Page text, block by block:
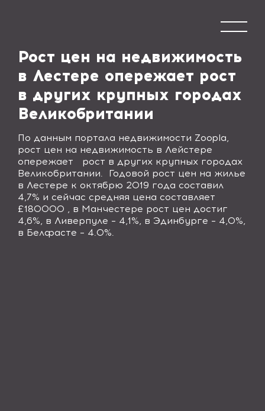
Рост цен на недвижимость
в Лестере опережает рост
в других крупных городах
Великобритании
По данным портала недвижимости Zoopla,
рост цен на недвижимость в Лейстере
опережает рост в других крупных городах
Великобритании. Годовой рост цен на жилье
в Лестере к октябрю 2019 года составил
4,7% и сейчас средняя цена составляет
£180000 , в Манчестере рост цен достиг
4,6%, в Ливерпуле – 4,1%, в Эдинбурге – 4,0%,
в Белфасте – 4.0%.